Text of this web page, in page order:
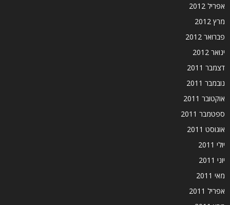
אפריל 2012
מרץ 2012
פברואר 2012
ינואר 2012
דצמבר 2011
נובמבר 2011
אוקטובר 2011
ספטמבר 2011
אוגוסט 2011
יולי 2011
יוני 2011
מאי 2011
אפריל 2011